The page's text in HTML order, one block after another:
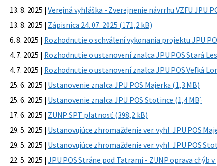
13. 8. 2025 | Verejná vyhláška - Zverejnenie návrrhu VZFU JPU
13. 8. 2025 | Zápisnica 24. 07. 2025 (171,2 kB)
6. 8. 2025 | Rozhodnutie o schválení vykonania projektu JPU
4. 7. 2025 | Rozhodnutie o ustanovení znalca JPU POS Stará
4. 7. 2025 | Rozhodnutie o ustanovení znalca JPU POS Veľká
25. 6. 2025 | Ustanovenie znalca JPU POS Majerka (1,3 MB)
25. 6. 2025 | Ustanovenie znalca JPU POS Stotince (1,4 MB)
17. 6. 2025 | ZUNP SPT platnosť (398,2 kB)
29. 5. 2025 | Ustanovujúce zhromaždenie ver. vyhl. JPU POS
29. 5. 2025 | Ustanovujúce zhromaždenie ver. vyhl. JPU POS
22. 5. 2025 | JPU POS Stráne pod Tatrami - ZUNP oprava chýb